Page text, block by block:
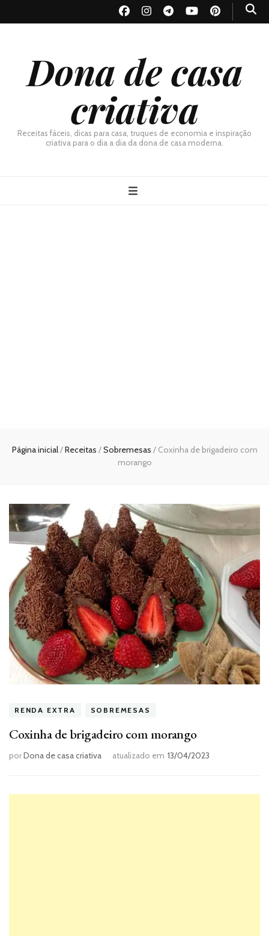
Dona de casa
criativa
Receitas fáceis, dicas para casa, truques de economia e inspiração
criativa para o dia a dia da dona de casa moderna.
Página inicial/Receitas /Sobremesas / Coxinha de brigadeiro com
morango
RENDA EXTRA SOBREMESAS
Coxinha de brigadeiro com morango
porDona de casa criativa atualizado em 13/04/2023